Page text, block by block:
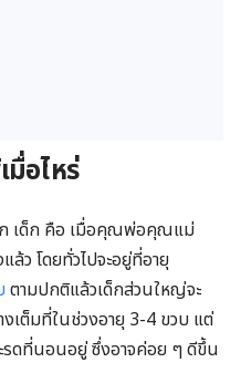
มื่อไหร่
รก เด็ก คือ เมื่อคุณพ่อคุณแม่
ล้ว โดยทั่วไปจะอยู่ที่อายุ
ตามปกติแล้วเด็กส่วนใหญ่จะ
เต็มที่ในช่วงอายุ 3-4 ขวบ แต่
ดที่นอนอยู่ ซึ่งอาจค่อย ๆ ดีขึ้น